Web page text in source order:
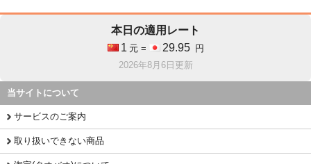
本日の適用レート
1 元 = 29.95
円
2026年8月6日更新
当サイトについて
サービスのご案内
取り扱いできない商品